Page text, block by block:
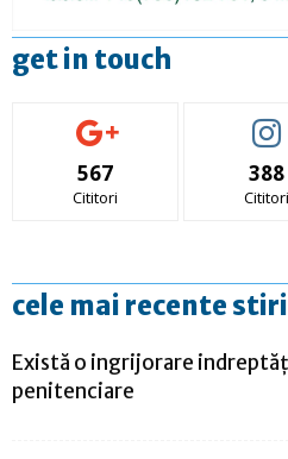
get in touch
567
Cititori
388
Cititori
cele mai recente stiri
Există o ingrijorare
penitenciare